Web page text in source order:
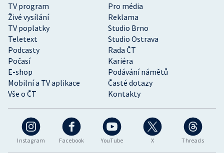
Instagram Facebook YouTube X Threads
TV program
Pro média
Živé vysílání
Reklama
TV poplatky
Studio Brno
Teletext
Studio Ostrava
Podcasty
Rada ČT
Počasí
Kariéra
E-shop
Podávání námětů
Mobilní a TV aplikace
Časté dotazy
Vše o ČT
Kontakty